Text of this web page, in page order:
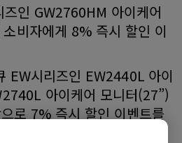
인 GW2760HM 아이케어
비자에게 8% 즉시 할인 이
EW시리즈인 EW2440L 아이
아이케어 모니터(27”)
로 7% 즉시 할인 이벤트를